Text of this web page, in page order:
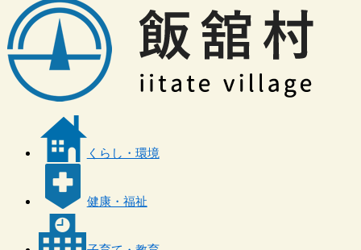
くらし・環境
健康・福祉